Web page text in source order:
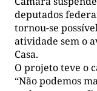
deputados
tornou-se
atividade sem o
Casa.
O projeto teve o
“Não podemos